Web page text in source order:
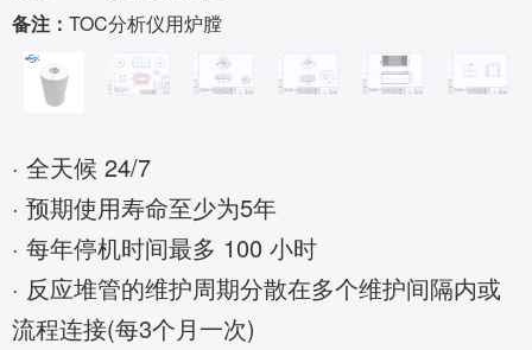
备注： TOC分析仪用炉膛
· 全天候 24/7
· 预期使用寿命至少为5年
· 每年停机时间最多 100 小时
· 反应堆管的维护周期分散在多个维护间隔内或
流程连接(每3个月一次)